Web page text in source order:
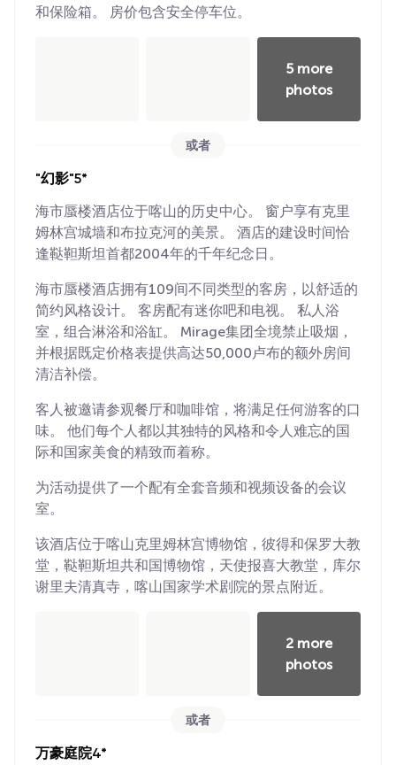
和保险箱。 房价包含安全停车位。
5 more
photos
或者
"幻影"5*
海市蜃楼酒店位于喀山的历史中心。 窗户享有克里
姆林宫城墙和布拉克河的美景。 酒店的建设时间恰
逢鞑靼斯坦首都2004年的千年纪念日。
海市蜃楼酒店拥有109间不同类型的客房，以舒适的
简约风格设计。 客房配有迷你吧和电视。 私人浴
室，组合淋浴和浴缸。 Mirage集团全境禁止吸烟，
并根据既定价格表提供高达50,000卢布的额外房间
清洁补偿。
客人被邀请参观餐厅和咖啡馆，将满足任何游客的口
味。 他们每个人都以其独特的风格和令人难忘的国
际和国家美食的精致而着称。
为活动提供了一个配有全套音频和视频设备的会议
室。
该酒店位于喀山克里姆林宫博物馆，彼得和保罗大教
堂，鞑靼斯坦共和国博物馆，天使报喜大教堂，库尔
谢里夫清真寺，喀山国家学术剧院的景点附近。
2 more
photos
或者
万豪庭院4*